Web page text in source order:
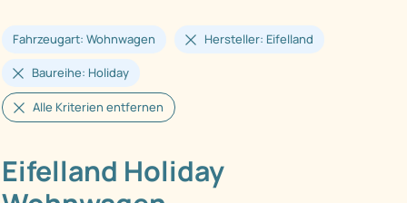
Fahrzeugart: Wohnwagen Hersteller: Eifelland
Baureihe: Holiday
Alle Kriterien entfernen
Eifelland Holiday